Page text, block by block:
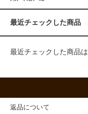
最近チェックした商品
最近チェックした商品
返品について